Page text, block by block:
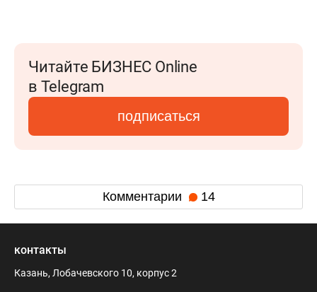
Читайте БИЗНЕС Online
в Telegram
подписаться
Комментарии 14
контакты
Казань, Лобачевского 10, корпус 2